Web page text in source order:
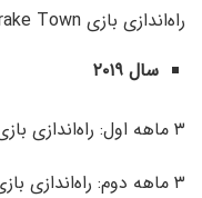
راه‌اندازی بازی Mandrake Town
سال ۲۰۱۹
۳ ماهه اول: راه‌اندازی بازی Crypto Dozer
۳ ماهه دوم: راه‌اندازی بازی Dozer Bird